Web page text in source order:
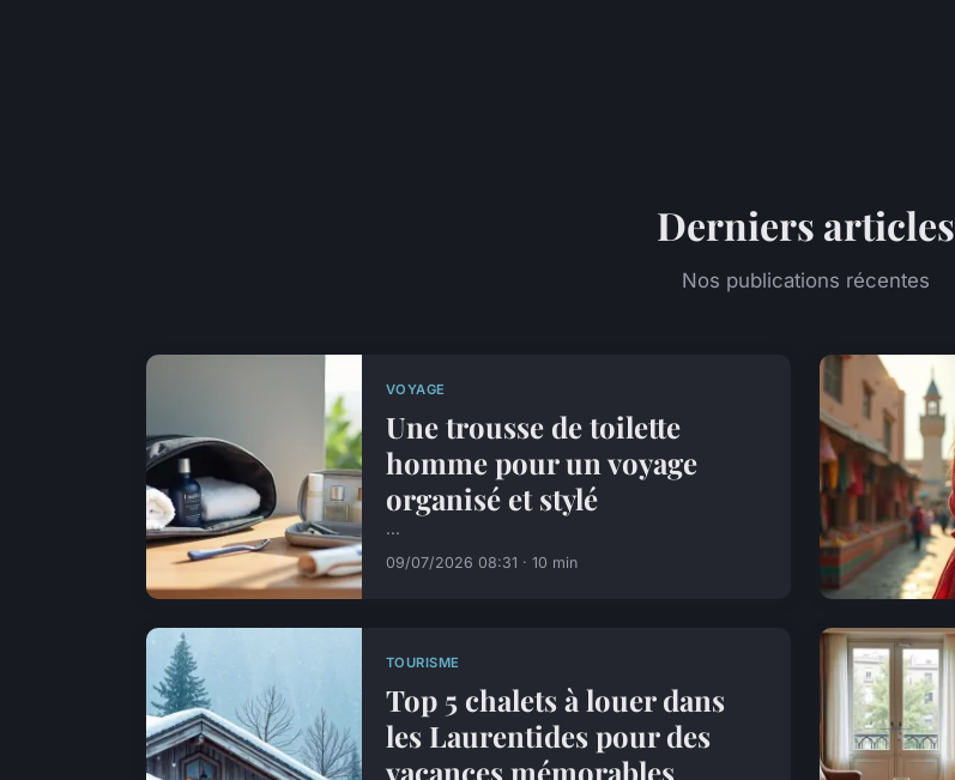
Derniers articles
Nos publications récentes
VOYAGE
Une trousse de toilette
homme pour un voyage
organisé et stylé
...
09/07/2026 08:31 · 10 min
TOURISME
Top 5 chalets à louer dans
les Laurentides pour des
vacances mémorables